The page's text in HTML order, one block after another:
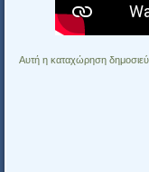
Αυτή η καταχώρηση